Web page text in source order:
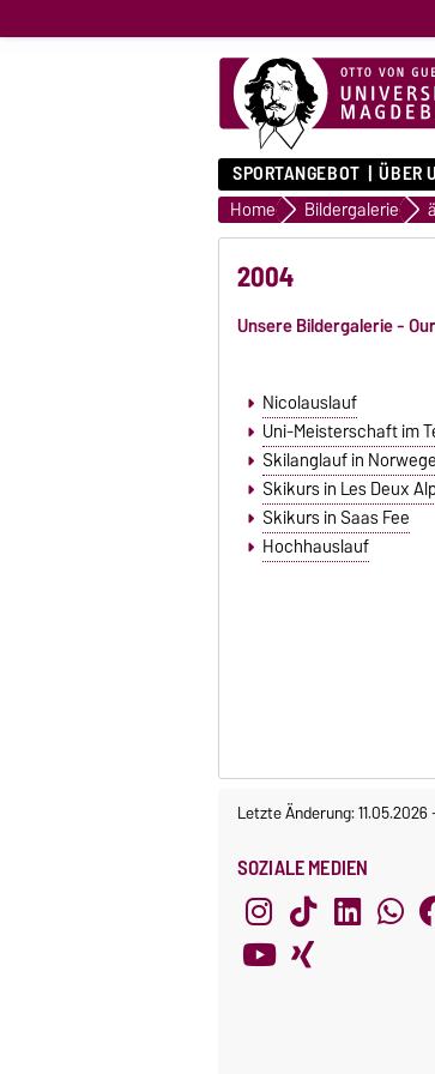
SPORTANGEBOT ÜBER
Home Bildergalerie
2004
Unsere Bildergalerie -
Nicolauslauf
Uni-Meisterschaft im
Skilanglauf in
Skikurs in Les Deux
Skikurs in Saas Fee
Hochhauslauf
Letzte Änderung: 11.05.2026
SOZIALE MEDIEN